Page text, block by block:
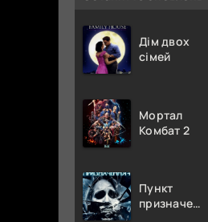
Дім двох
сімей
Мортал
Комбат 2
Пункт
призначення